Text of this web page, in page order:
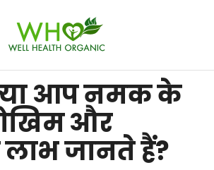
आप नमक के
और
लाभ जानते हैं?